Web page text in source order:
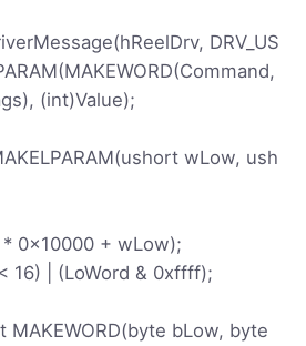
DRV_US
(int)Value);
wLow, ush
0x10000 + wLow);
16) | (LoWord & 0xffff);
bLow, byte